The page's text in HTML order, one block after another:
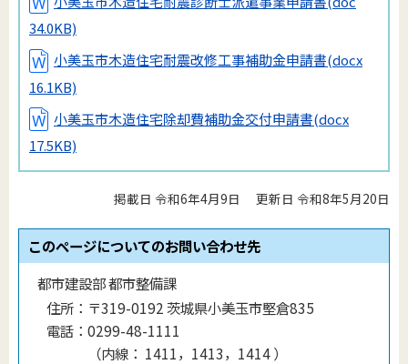
34.0KB)
小美玉市木造住宅耐震改修工事補助金申請書(docx
16.1KB)
小美玉市木造住宅除却費補助金交付申請書(docx
17.5KB)
掲載日 令和6年4月9日 更新日 令和8年5月20日
このページについてのお問い合わせ先
都市建設部 都市整備課
住所： 〒319-0192 茨城県小美玉市堅倉835
電話： 0299-48-1111
（内線 ： 1411，1413，1414）